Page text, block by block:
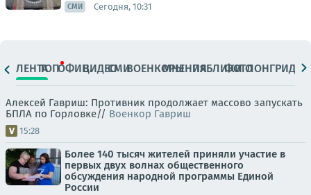
СМИ Сегодня, 10:31
ЛЕНТАТОПОФИЦ.ВИДЕОСМИВОЕНКОРЫМНЕНИЯПАБЛИКИ
ФОТОЛОНГРИДЫ
Алексей Гавриш: Противник продолжает массово запускать
БПЛА по Горловке// Военкор Гавриш
15:28
Более 140 тысяч жителей приняли участие в
первых двух волнах общественного
обсуждения народной программы Единой
России